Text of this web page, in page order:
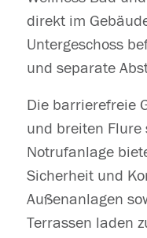
direkt im
Untergeschoss
und separate
Die barrierefreie
und breiten Flure
Notrufanlage
Sicherheit und
Außenanlagen
Terrassen laden